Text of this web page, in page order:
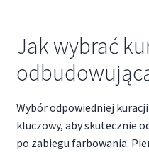
Jak wybrać
Wybór odpowiedniej
kluczowy, aby skutecznie
po zabiegu farbowania.